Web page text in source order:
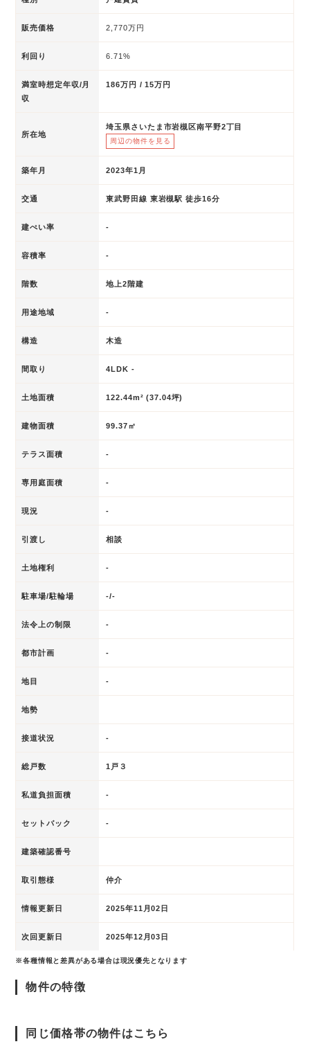
販売価格 2,770万円
利回り 6.71%
満室時想定年収/月
収
186万円 / 15万円
所在地
埼玉県さいたま市岩槻区南平野2丁目
周辺の物件を見る
築年月 2023年1月
交通 東武野田線 東岩槻駅 徒歩16分
建ぺい率 -
容積率 -
階数 地上2階建
用途地域 -
構造 木造
間取り 4LDK -
土地面積 122.44m² (37.04坪)
建物面積 99.37㎡
テラス面積 -
専用庭面積 -
現況 -
引渡し 相談
土地権利 -
駐車場/駐輪場 -/-
法令上の制限 -
都市計画 -
地目 -
地勢
接道状況 -
総戸数 1戸３
私道負担面積 -
セットバック -
建築確認番号
取引態様 仲介
情報更新日 2025年11月02日
次回更新日 2025年12月03日
※各種情報と差異がある場合は現況優先となります
物件の特徴
同じ価格帯の物件はこちら